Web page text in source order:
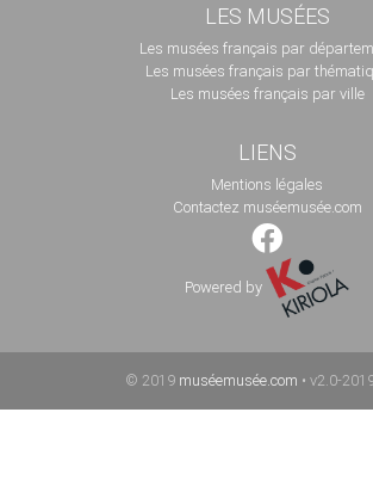
LES MUSÉES
Les musées français par
Les musées français par
Les musées français par ville
LIENS
Mentions légales
Contactez muséemusée.com
Powered by
© 2019 muséemusée.com • v2.0-